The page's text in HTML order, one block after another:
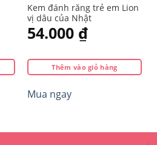
Kem đánh răng trẻ em Lion
vị dâu của Nhật
54.000 ₫
Thêm vào giỏ hàng
Mua ngay